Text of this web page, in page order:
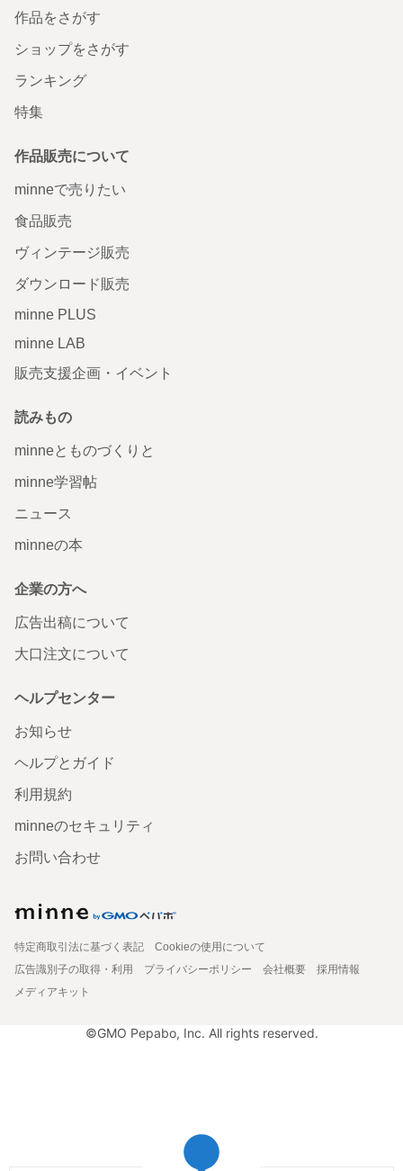
作品をさがす
ショップをさがす
ランキング
特集
作品販売について
minneで売りたい
食品販売
ヴィンテージ販売
ダウンロード販売
minne PLUS
minne LAB
販売支援企画・イベント
読みもの
minneとものづくりと
minne学習帖
ニュース
minneの本
企業の方へ
広告出稿について
大口注文について
ヘルプセンター
お知らせ
ヘルプとガイド
利用規約
minneのセキュリティ
お問い合わせ
特定商取引法に基づく表記
Cookieの使用について
広告識別子の取得・利用
プライバシーポリシー 会社概要
採用情報
メディアキット
©GMO Pepabo, Inc. All rights reserved.